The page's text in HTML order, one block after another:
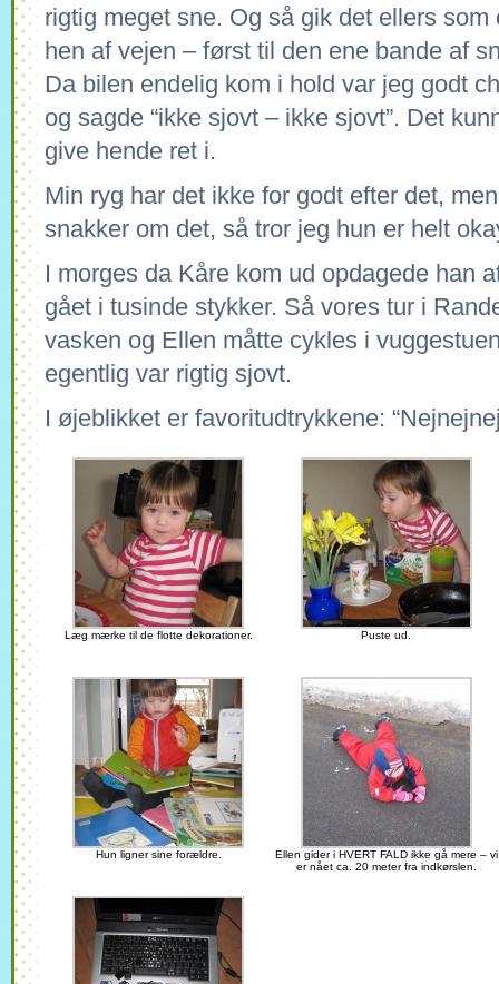
rigtig meget sne. Og så gik det ellers
hen af vejen – først til den ene bande af
Da bilen endelig kom i hold var jeg godt
og sagde “ikke sjovt – ikke sjovt”. Det
give hende ret i.
Min ryg har det ikke for godt efter det,
snakker om det, så tror jeg hun er helt
I morges da Kåre kom ud opdagede han
gået i tusinde stykker. Så vores tur i
vasken og Ellen måtte cykles i
egentlig var rigtig sjovt.
I øjeblikket er favoritudtrykkene:
Læg mærke til de flotte dekorationer. Puste ud.
Hun ligner sine forældre.
Ellen gider i HVERT FALD ikke gå mere – vi
er nået ca. 20 meter fra indkørslen.